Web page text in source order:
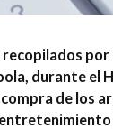
recopilados
durante el
de los